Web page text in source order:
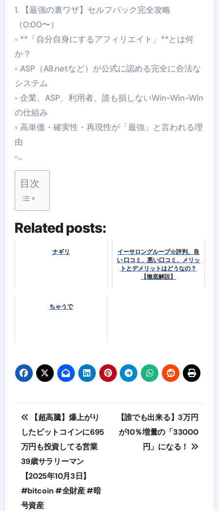
1. 【最強の裏ワザ】セルフバック完全攻略
（0:00〜）
◦ **「自分自身にするアフィリエイト」**とは何
か？
◦ ASP（A8.netなど）が公式に認める完全に合法な
システム
◦ 企業、ASP、利用者、誰も損しないWin-Win-Win
の仕組み
◦ 高単価・確実性・再現性が「最強」と言われる理
由
◦…
目次
Related posts:
ナギリ
イーサロングループ☆評判、良
い 口コミ、悪い口コミ、メリッ
トとデメリットはどうなの？
【徹底解説】
ちゃうで
投
稿
ナ
ビ
ゲ
【超高騰】爆上がり
したビットコインに695
万円も投資してる営業
39歳サラリーマン
【2025年10月3日】
#bitcoin #全財産 #暗
号資産
【誰でも出来る】3万円
が10％増量の「33000
円」になる！